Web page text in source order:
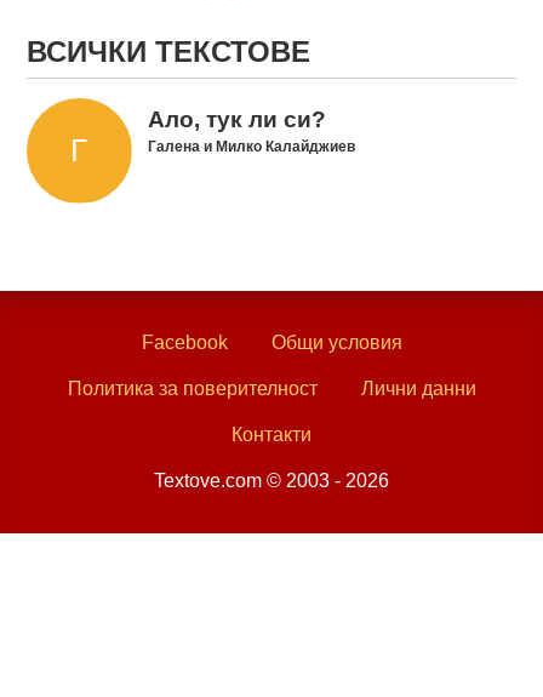
ВСИЧКИ ТЕКСТОВЕ
Ало, тук ли си?
Галена и Милко Калайджиев
Facebook Общи условия
Политика за поверителност Лични данни
Контакти
Textove.com © 2003 - 2026